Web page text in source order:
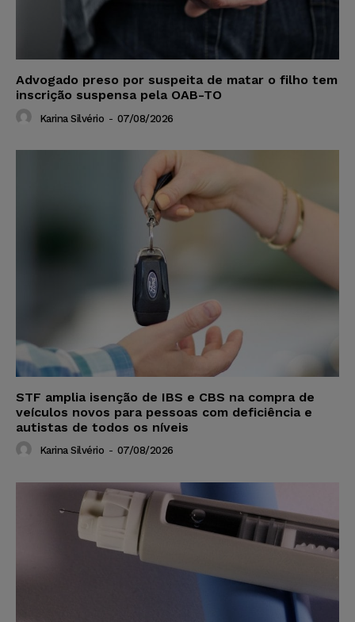
Advogado preso por suspeita de matar o filho tem
inscrição suspensa pela OAB-TO
Karina Silvério - 07/08/2026
STF amplia isenção de IBS e CBS na compra de
veículos novos para pessoas com deficiência e
autistas de todos os níveis
Karina Silvério - 07/08/2026